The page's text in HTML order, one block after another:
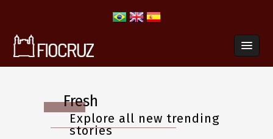
Fresh
Explore all new trending
stories